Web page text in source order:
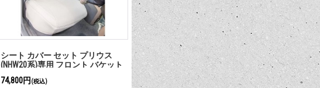
シート カバー セット プリウス
(NHW20系)専用 フロント バケット
74,800円 (税込)